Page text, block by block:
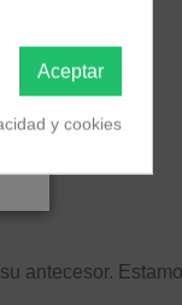
antecesor.
Aceptar
y cookies